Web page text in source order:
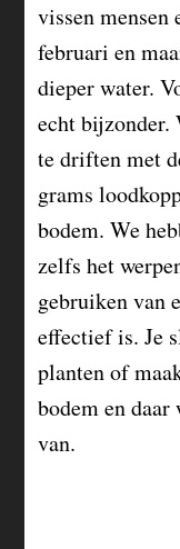
vissen mensen
februari en
dieper water.
echt bijzonder.
te driften met
grams
bodem. We
zelfs het
gebruiken van
effectief is. Je
planten of
bodem en
van.